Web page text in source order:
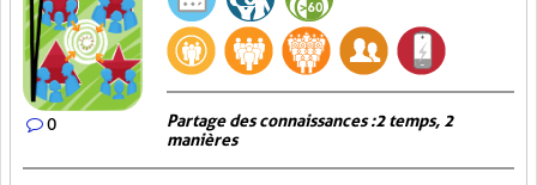
0
Partage des connaissances : 2 temps, 2
manières